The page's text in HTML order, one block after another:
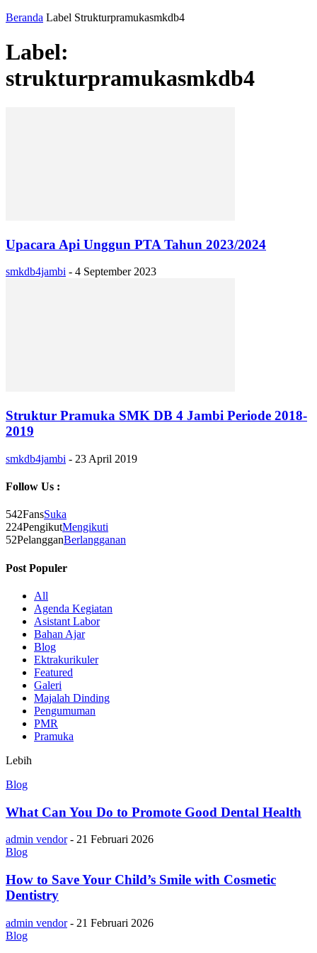
Beranda Label Strukturpramukasmkdb4
Label:
strukturpramukasmkdb4
Upacara Api Unggun PTA Tahun 2023/2024
smkdb4jambi - 4 September 2023
Struktur Pramuka SMK DB 4 Jambi Periode 2018-
2019
smkdb4jambi - 23 April 2019
Follow Us :
542FansSuka
224PengikutMengikuti
52PelangganBerlangganan
Post Populer
All
Agenda Kegiatan
Asistant Labor
Bahan Ajar
Blog
Ektrakurikuler
Featured
Galeri
Majalah Dinding
Pengumuman
PMR
Pramuka
Lebih
Blog
What Can You Do to Promote Good Dental Health
admin vendor - 21 Februari 2026
Blog
How to Save Your Child’s Smile with Cosmetic
Dentistry
admin vendor - 21 Februari 2026
Blog